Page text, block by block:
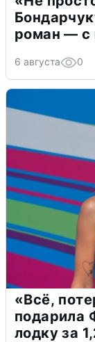
роман — с
6 августа 0
«Всё,
подарила
лодку за